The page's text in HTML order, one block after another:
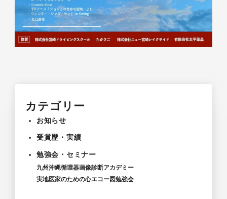
カテゴリー
お知らせ
受賞歴・実績
勉強会・セミナー
九州沖縄循環器画像診断アカデミー
実地医家のための心エコー図勉強会